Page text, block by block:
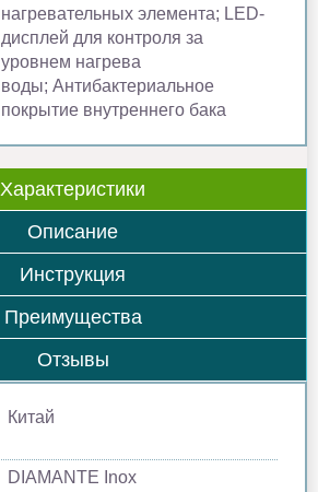
нагревательных элемента; LED-
дисплей для контроля за
уровнем нагрева
воды; Антибактериальное
покрытие внутреннего бака
Характеристики
Описание
Инструкция
Преимущества
Отзывы
Китай
DIAMANTE Inox